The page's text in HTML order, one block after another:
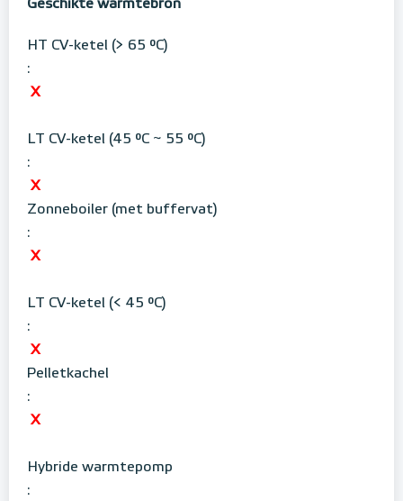
Geschikte warmtebron
HT CV-ketel (> 65 °C)
:
X
LT CV-ketel (45 °C ~ 55 °C)
:
X
Zonneboiler (met buffervat)
:
X
LT CV-ketel (< 45 °C)
:
X
Pelletkachel
:
X
Hybride warmtepomp
: